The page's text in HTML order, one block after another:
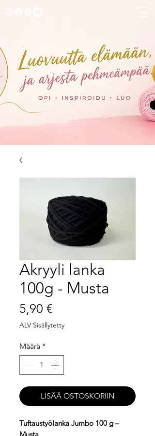
Akryyli lanka
100g - Musta
5,90 €Hinta
ALV Sisällytetty
Määrä *
LISÄÄ OSTOSKORIIN
Tuftaustyölanka Jumbo 100 g –